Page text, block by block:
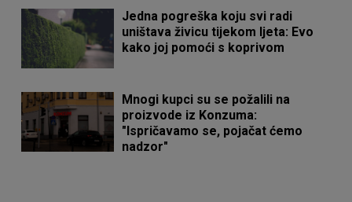
Jedna pogreška koju svi radi
uništava živicu tijekom ljeta: Evo
kako joj pomoći s koprivom
Mnogi kupci su se požalili na
proizvode iz Konzuma:
"Ispričavamo se, pojačat ćemo
nadzor"